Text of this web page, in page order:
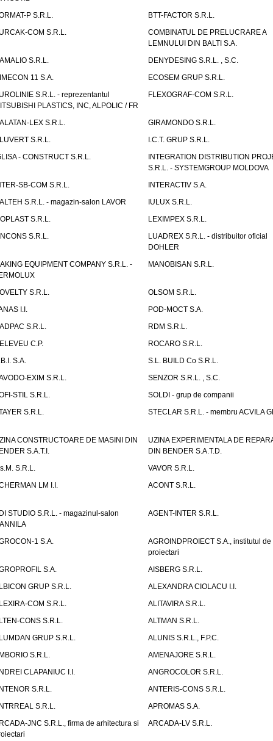
P S.R.L.
BTT-FACTOR S.R.L.
COM S.R.L.
COMBINATUL DE PRELUCRARE A
LEMNULUI DIN BALTI S.A.
S.R.L.
DENYDESING S.R.L. , S.C.
11 S.A.
ECOSEM GRUP S.R.L.
S.R.L. - reprezentantul
PLASTICS, INC, ALPOLIC / FR
FLEXOGRAF-COM S.R.L.
LEX S.R.L.
GIRAMONDO S.R.L.
S.R.L.
I.C.T. GRUP S.R.L.
- CONSTRUCT S.R.L.
INTEGRATION DISTRIBUTION
S.R.L. - SYSTEMGROUP MOLDOVA
SB-COM S.R.L.
INTERACTIV S.A.
S.R.L. - magazin-salon LAVOR
IULUX S.R.L.
S.R.L.
LEXIMPEX S.R.L.
S.R.L.
LUADREX S.R.L. - distribuitor oficial
DOHLER
EQUIPMENT COMPANY S.R.L. -
MANOBISAN S.R.L.
S.R.L.
OLSOM S.R.L.
I.I.
POD-MOCT S.A.
S.R.L.
RDM S.R.L.
C.P.
ROCARO S.R.L.
S.A.
S.L. BUILD Co S.R.L.
EXIM S.R.L.
SENZOR S.R.L. , S.C.
STIL S.R.L.
SOLDI - grup de companii
S.R.L.
STECLAR S.R.L. - membru ACVILA
CONSTRUCTOARE DE MASINI DIN
S.A.T.I.
UZINA EXPERIMENTALA DE
DIN BENDER S.A.T.D.
S.R.L.
VAVOR S.R.L.
LM I.I.
ACONT S.R.L.
STUDIO S.R.L. - magazinul-salon
AGENT-INTER S.R.L.
1 S.A.
AGROINDPROIECT S.A., institutul de
proiectari
S.A.
AISBERG S.R.L.
GRUP S.R.L.
ALEXANDRA CIOLACU I.I.
COM S.R.L.
ALITAVIRA S.R.L.
CONS S.R.L.
ALTMAN S.R.L.
GRUP S.R.L.
ALUNIS S.R.L., F.P.C.
S.R.L.
AMENAJORE S.R.L.
CLAPANIUC I.I.
ANGROCOLOR S.R.L.
S.R.L.
ANTERIS-CONS S.R.L.
S.R.L.
APROMAS S.A.
JNC S.R.L., firma de arhitectura si
ARCADA-LV S.R.L.